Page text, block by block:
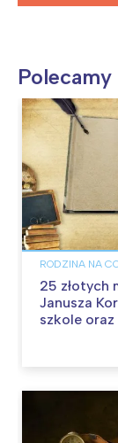
Polecamy
RODZINA NA
25 złotych
Janusza
szkole oraz